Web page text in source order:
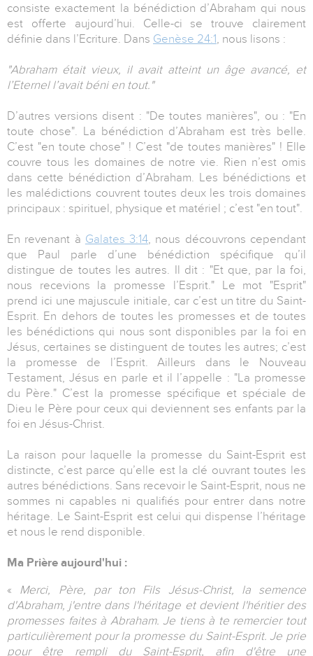
consiste exactement la bénédiction d’Abraham qui nous
est offerte aujourd’hui. Celle-ci se trouve clairement
définie dans l’Ecriture. Dans Genèse 24:1 , nous lisons :
"Abraham était vieux, il avait atteint un âge avancé, et
l’Eternel l’avait béni en tout."
D’autres versions disent : "De toutes manières", ou : "En
toute chose". La bénédiction d’Abraham est très belle.
C’est "en toute chose" ! C’est "de toutes manières" ! Elle
couvre tous les domaines de notre vie. Rien n’est omis
dans cette bénédiction d’Abraham. Les bénédictions et
les malédictions couvrent toutes deux les trois domaines
principaux : spirituel, physique et matériel ; c’est "en tout".
En revenant à Galates 3:14 , nous découvrons cependant
que Paul parle d’une bénédiction spécifique qu’il
distingue de toutes les autres. Il dit : "Et que, par la foi,
nous recevions la promesse l’Esprit." Le mot "Esprit"
prend ici une majuscule initiale, car c’est un titre du Saint-
Esprit. En dehors de toutes les promesses et de toutes
les bénédictions qui nous sont disponibles par la foi en
Jésus, certaines se distinguent de toutes les autres; c’est
la promesse de l’Esprit. Ailleurs dans le Nouveau
Testament, Jésus en parle et il l’appelle : "La promesse
du Père." C’est la promesse spécifique et spéciale de
Dieu le Père pour ceux qui deviennent ses enfants par la
foi en Jésus-Christ.
La raison pour laquelle la promesse du Saint-Esprit est
distincte, c’est parce qu’elle est la clé ouvrant toutes les
autres bénédictions. Sans recevoir le Saint-Esprit, nous ne
sommes ni capables ni qualifiés pour entrer dans notre
héritage. Le Saint-Esprit est celui qui dispense l’héritage
et nous le rend disponible.
Ma Prière aujourd'hui :
« Merci, Père, par ton Fils Jésus-Christ, la semence
d'Abraham, j'entre dans l'héritage et devient l'héritier des
promesses faites à Abraham. Je tiens à te remercier tout
particulièrement pour la promesse du Saint-Esprit. Je prie
pour être rempli du Saint-Esprit, afin d'être une